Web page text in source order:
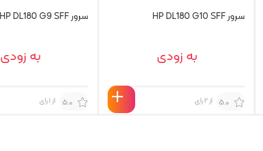
سرور HP DL180 G10 SFF
به زودی
5.0 از 2 رای
سرور HP DL180 G9 SFF
به زودی
5.0 از 1 رای